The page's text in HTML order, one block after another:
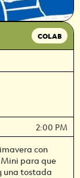
COLAB
2:00 PM
con
Mini para que
una tostada